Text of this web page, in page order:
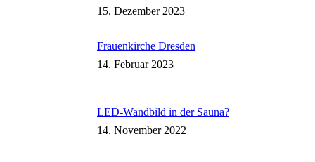
15. Dezember 2023
Frauenkirche Dresden
14. Februar 2023
LED-Wandbild in der Sauna?
14. November 2022